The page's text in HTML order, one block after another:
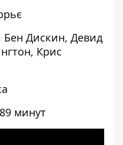
Дискин, Девид
Крис
89 минут